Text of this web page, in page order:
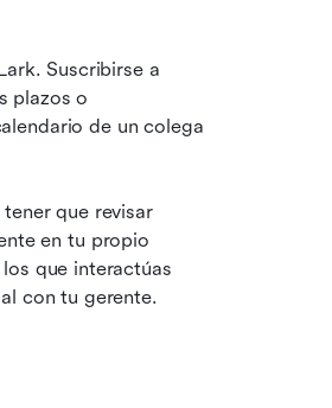
Suscribirse a
plazos o
de un colega
que revisar
en tu propio
que interactúas
con tu gerente.